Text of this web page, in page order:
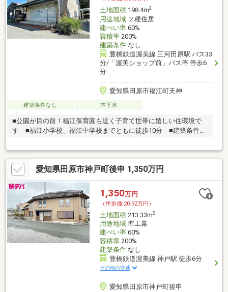
土地面積198.4m2
用途地域２種住居
建ぺい率60%
容積率200%
建築条件なし
豊橋鉄道渥美線 三河田原駅 バス33
分/「渥美ショップ前」バス停 停歩6
分
愛知県田原市福江町天神
建築条件なし 本下水
■公園が目の前！福江保育園も近く子育て世帯に嬉しい住環境で
す ■福江小学校、福江中学校までともに徒歩10分 ■建築条件は
ありませんのでご希望の建築プランに対応できます
愛知県田原市神戸町後申 1,350万円
1,350万円
（坪単価:20.92万円）
土地面積213.33m2
用途地域準工業
建ぺい率60%
容積率200%
建築条件なし
豊橋鉄道渥美線 神戸駅 徒歩6分
その他の交通
愛知県田原市神戸町後申